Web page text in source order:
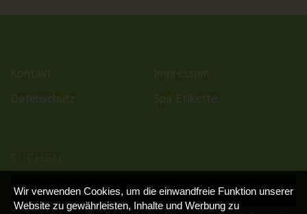
Kontakt
Impressum
Datenschutz
Spa Etikette
SUCHEN
Wir verwenden Cookies, um die einwandfreie Funktion unserer
Website zu gewährleisten, Inhalte und Werbung zu